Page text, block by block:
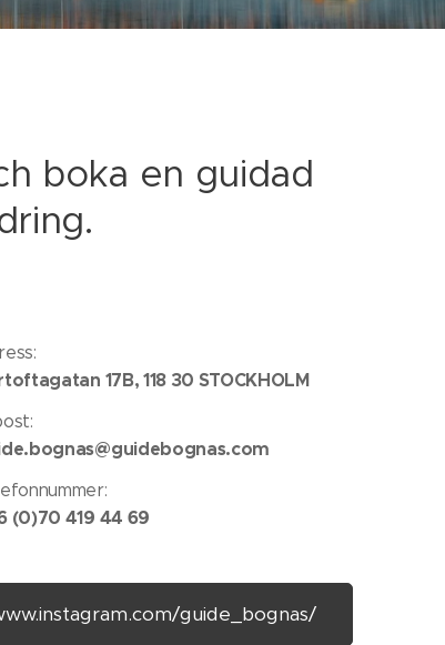
boka en guidad
17B, 118 30 STOCKHOLM
(0)70 419 44 69
guide_bognas/